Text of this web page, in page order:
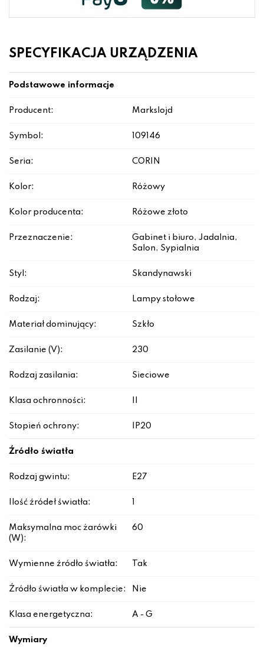
SPECYFIKACJA URZĄDZENIA
Podstawowe informacje
Producent: Markslojd
Symbol: 109146
Seria: CORIN
Kolor: Różowy
Kolor producenta: Różowe złoto
Przeznaczenie:
Gabinet i biuro, Jadalnia,
Salon, Sypialnia
Styl: Skandynawski
Rodzaj: Lampy stołowe
Materiał dominujący: Szkło
Zasilanie (V): 230
Rodzaj zasilania: Sieciowe
Klasa ochronności:
Stopień ochrony: IP20
Źródło światła
Rodzaj gwintu: E27
Ilość źródeł światła:
Maksymalna moc żarówki
(W):
60
Wymienne źródło światła: Tak
Źródło światła w komplecie: Nie
Klasa energetyczna: A - G
Wymiary